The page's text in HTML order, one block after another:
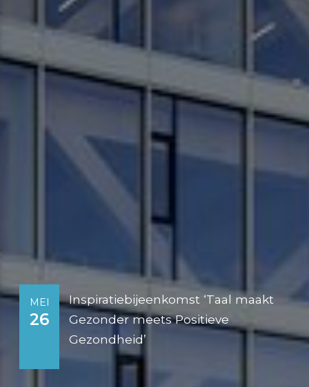
MEI
26
Inspiratiebijeenkomst ‘Taal maakt
Gezonder meets Positieve
Gezondheid’